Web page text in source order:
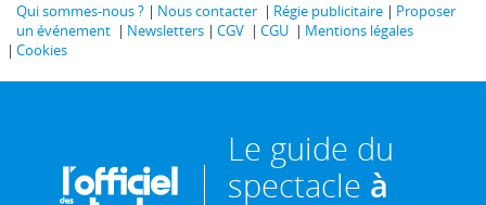
Qui sommes-nous ? Nous contacter Régie publicitaire
Proposer
un événement
Newsletters CGV CGU
Mentions légales
Cookies
Le guide du
spectacle à